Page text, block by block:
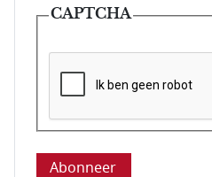
CAPTCHA
Deze vraag is om te